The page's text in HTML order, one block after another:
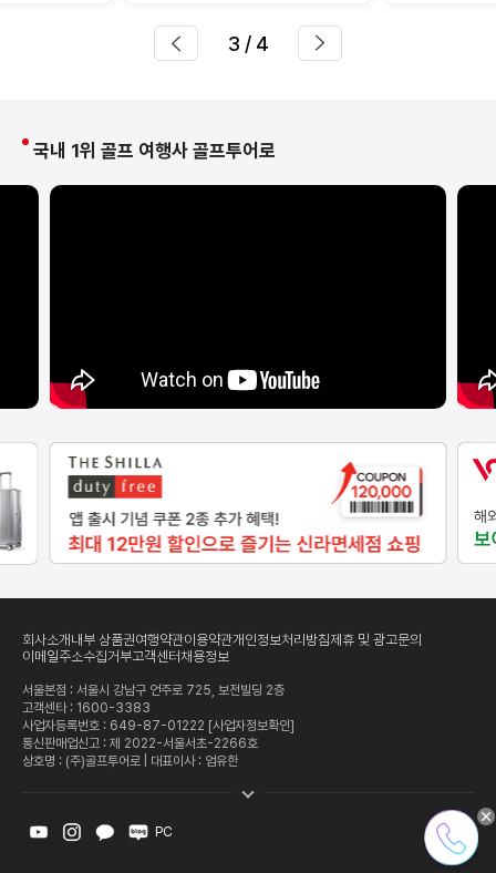
3 / 4
국내 1위 골프 여행사 골프투어로
회사소개 내부 상품권여행약관이용약관개인정보처리방침제휴 및 광고문의
이메일주소수집거부고객센터채용정보
서울본점 : 서울시 강남구 언주로 725, 보전빌딩 2층
고객센타 : 1600-3383
사업자등록번호 : 649-87-01222 [사업자정보확인]
통신판매업신고 : 제 2022-서울서초-2266호
상호명 : (주)골프투어로 | 대표이사 : 엄유한
PC